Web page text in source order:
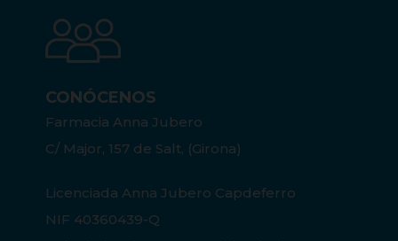
CONÓCENOS
Farmacia Anna Jubero
C/ Major, 157 de Salt, (Girona)
Licenciada Anna Jubero Capdeferro
NIF 40360439-Q